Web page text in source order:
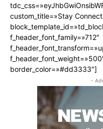
custom_title=»Stay
f_header_font_family=»712″
border_color=»#dd3333″]
-